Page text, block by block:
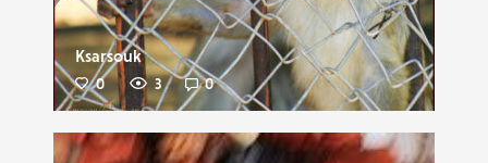
Ksarsouk
0 3 0